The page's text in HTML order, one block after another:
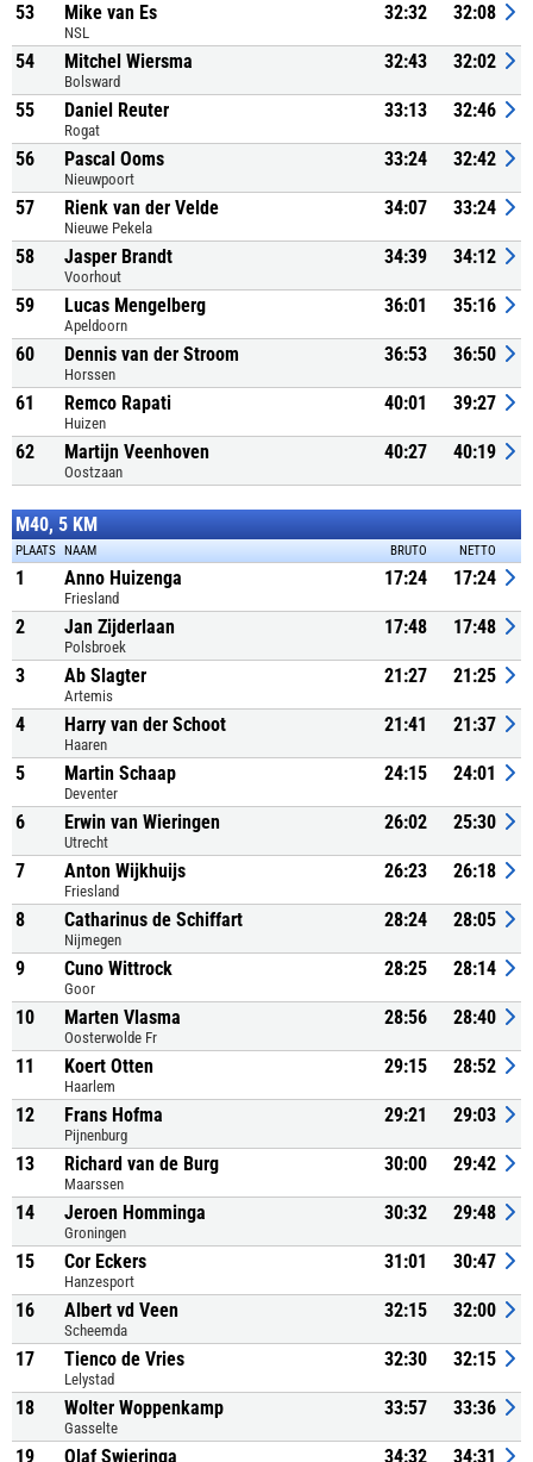
53 Mike van Es
NSL
32:32 32:08
54 Mitchel Wiersma
Bolsward
32:43 32:02
55 Daniel Reuter
Rogat
33:13 32:46
56 Pascal Ooms
Nieuwpoort
33:24 32:42
57 Rienk van der Velde
Nieuwe Pekela
34:07 33:24
58 Jasper Brandt
Voorhout
34:39 34:12
59 Lucas Mengelberg
Apeldoorn
36:01 35:16
60 Dennis van der Stroom
Horssen
36:53 36:50
61 Remco Rapati
Huizen
40:01 39:27
62 Martijn Veenhoven
Oostzaan
40:27 40:19
M40, 5 KM
PLAATS NAAM BRUTO NETTO
1 Anno Huizenga
Friesland
17:24 17:24
2 Jan Zijderlaan
Polsbroek
17:48 17:48
3 Ab Slagter
Artemis
21:27 21:25
4 Harry van der Schoot
Haaren
21:41 21:37
5 Martin Schaap
Deventer
24:15 24:01
6 Erwin van Wieringen
Utrecht
26:02 25:30
7 Anton Wijkhuijs
Friesland
26:23 26:18
8 Catharinus de Schiffart
Nijmegen
28:24 28:05
9 Cuno Wittrock
Goor
28:25 28:14
10 Marten Vlasma
Oosterwolde Fr
28:56 28:40
11 Koert Otten
Haarlem
29:15 28:52
12 Frans Hofma
Pijnenburg
29:21 29:03
13 Richard van de Burg
Maarssen
30:00 29:42
14 Jeroen Homminga
Groningen
30:32 29:48
15 Cor Eckers
Hanzesport
31:01 30:47
16 Albert vd Veen
Scheemda
32:15 32:00
17 Tienco de Vries
Lelystad
32:30 32:15
18 Wolter Woppenkamp
Gasselte
33:57 33:36
19 Olaf Swieringa 34:32 34:31